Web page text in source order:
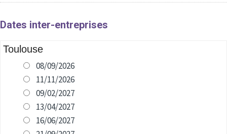
Dates inter-entreprises
Toulouse
08/09/2026
11/11/2026
09/02/2027
13/04/2027
16/06/2027